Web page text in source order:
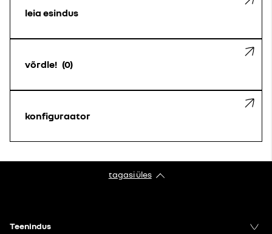
leia esindus
võrdle! 0
konfiguraator
tagasi üles
Teenindus